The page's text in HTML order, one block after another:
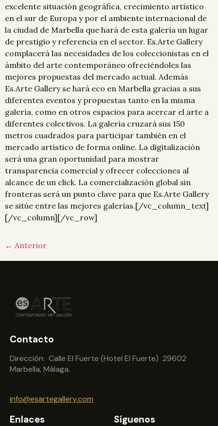
excelente situación geográfica, crecimiento artístico
en el sur de Europa y por el ambiente internacional de
la ciudad de Marbella que hará de esta galería un lugar
de prestigio y referencia en el sector. Es.Arte Gallery
complacerá las necesidades de los coleccionistas en el
ámbito del arte contemporáneo ofreciéndoles las
mejores propuestas del mercado actual. Además
Es.Arte Gallery se hará eco en Marbella gracias a sus
diferentes eventos y propuestas tanto en la misma
galería, como en otros espacios para acercar el arte a
diferentes colectivos. La galería cruzará sus 150
metros cuadrados para participar también en el
mercado artístico de forma online. La digitalización
será una gran oportunidad para mostrar
transparencia comercial y ofrecer colecciones al
alcance de un click. La comercialización global sin
fronteras será un punto clave para que Es.Arte Gallery
se sitúe entre las mejores galerías.[/vc_column_text]
[/vc_column][/vc_row]
← Anterior
Contacto
Dirección: Calle El Fuerte (Hotel El Fuerte) 29602
Marbella, Málaga.
info@esartegallery.com
Enlaces Síguenos